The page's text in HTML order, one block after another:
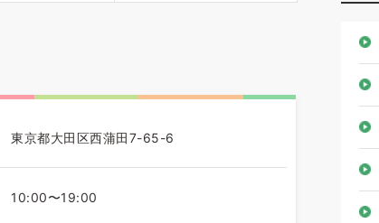
東京都大田区西蒲田7-65-6
10:00〜19:00